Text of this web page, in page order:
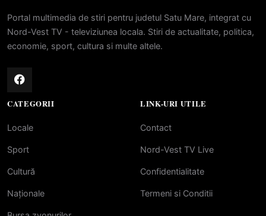
Portal multimedia de stiri pentru judetul Satu Mare, integrat cu
Nord-Vest TV - televiziunea locala. Stiri de actualitate, politica,
economie, sport, cultura si multe altele.
CATEGORII
Locale
Sport
Cultură
Naționale
LINK-URI UTILE
Contact
Nord-Vest TV Live
Confidentialitate
Termeni si Conditii